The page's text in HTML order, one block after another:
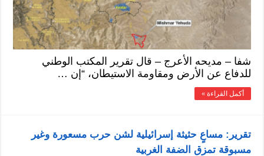
شفا – مديحه الأعرج – قال تقرير المكتب الوطني
للدفاع عن الأرض ومقاومة الاستيطان، “إن …
أكمل القراءة »
تقرير: مساعٍ حثيثة إسرائيلية لشن حرب مسعورة وغير
مسبوقة تمزق الضفة الغربية